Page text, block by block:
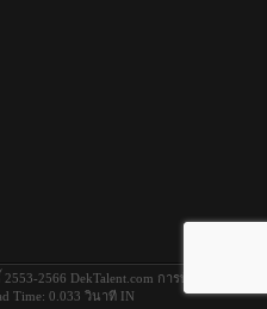
2566 DekTalent.com การบ้านการวัดค่า
Time: 0.033 วินาที IN